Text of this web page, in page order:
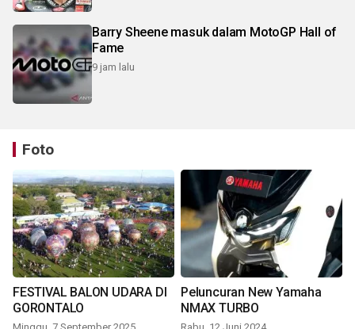
Barry Sheene masuk dalam MotoGP Hall of
Fame
9 jam lalu
Foto
FESTIVAL BALON UDARA DI
GORONTALO
Peluncuran New Yamaha
NMAX TURBO